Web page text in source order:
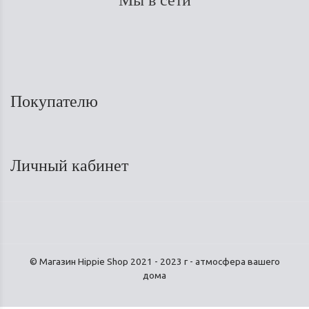
Покупателю
Личный кабинет
© Магазин Hippie Shop 2021 - 2023 г - атмосфера вашего
дома